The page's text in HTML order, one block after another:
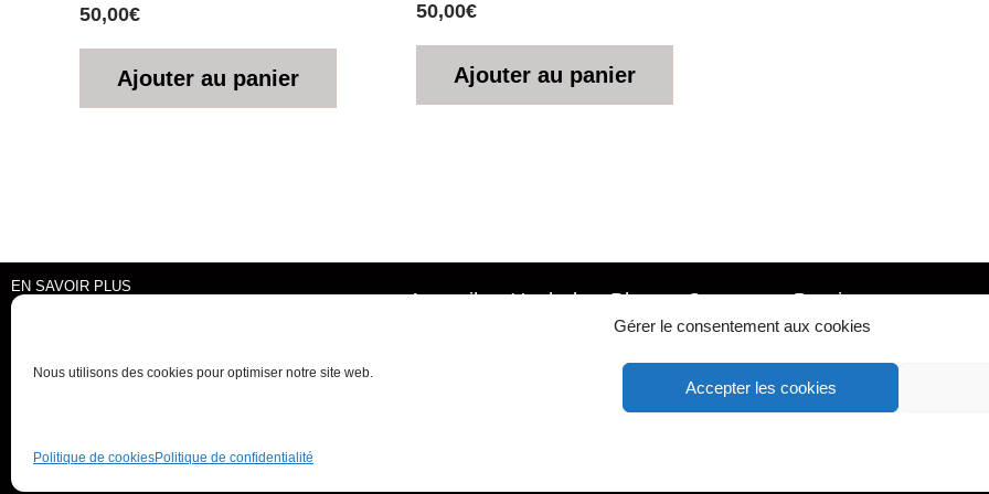
Gérer le consentement aux cookies
Nous utilisons des cookies pour optimiser notre site web.
Accepter les cookies
Politique de cookiesPolitique de confidentialité
50,00€
Ajouter au panier
50,00€
Ajouter au panier
EN SAVOIR PLUS
Politique de Cookies (UE)
Accueil Ysabel Blog Contact Boutique